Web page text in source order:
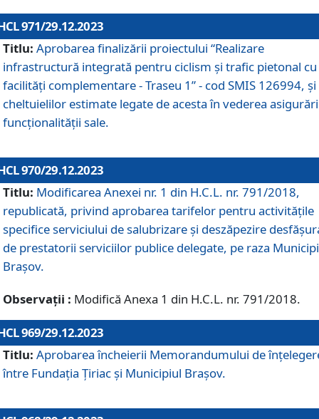
971/29.12.2023
Titlu: Aprobarea finalizării proiectului “Realizare
infrastructură integrată pentru ciclism şi trafic pietonal cu
facilităţi complementare - Traseu 1” - cod SMIS 126994, și
cheltuielilor estimate legate de acesta în vederea
funcționalității sale.
970/29.12.2023
Titlu: Modificarea Anexei nr. 1 din H.C.L. nr. 791/2018,
republicată, privind aprobarea tarifelor pentru activitățile
specifice serviciului de salubrizare și deszăpezire
de prestatorii serviciilor publice delegate, pe raza
Brașov.
Observații : Modifică Anexa 1 din H.C.L. nr. 791/2018.
969/29.12.2023
Titlu: Aprobarea încheierii Memorandumului de
între Fundația Țiriac și Municipiul Brașov.